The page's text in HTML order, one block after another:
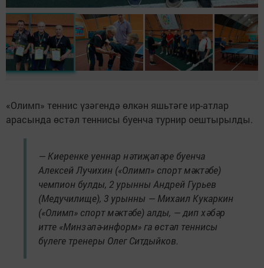
«Олимп» теннис үзәгендә өлкән яшьтәге ир-атлар
арасында өстәл теннисы буенча турнир оештырылды.
— Киеренке уеннар нәтиҗәләре буенча
Алексей Лучихин («Олимп» спорт мәктәбе)
чемпион булды, 2 урынны Андрей Гурьев
(Медучилище), 3 урынны — Михаил Кукаркин
(«Олимп» спорт мәктәбе) алды, — дип хәбәр
итте «Минзәлә-информ» га өстәл теннисы
бүлеге тренеры Олег Ситдыйков.